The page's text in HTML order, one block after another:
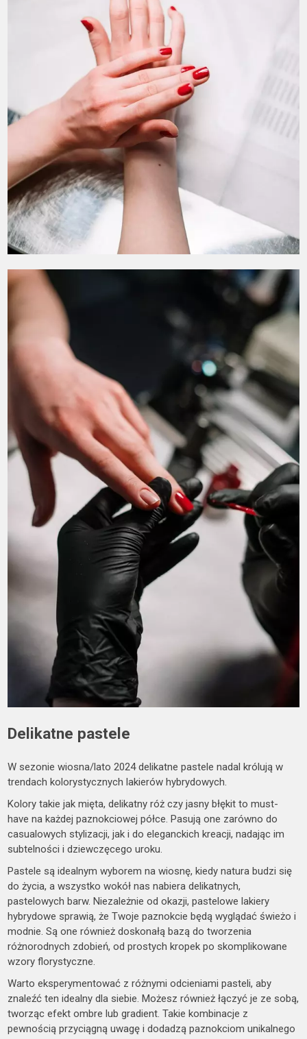
Delikatne pastele
W sezonie wiosna/lato 2024 delikatne pastele nadal królują w
trendach kolorystycznych lakierów hybrydowych.
Kolory takie jak mięta, delikatny róż czy jasny błękit to must-
have na każdej paznokciowej półce. Pasują one zarówno do
casualowych stylizacji, jak i do eleganckich kreacji, nadając im
subtelności i dziewczęcego uroku.
Pastele są idealnym wyborem na wiosnę, kiedy natura budzi się
do życia, a wszystko wokół nas nabiera delikatnych,
pastelowych barw. Niezależnie od okazji, pastelowe lakiery
hybrydowe sprawią, że Twoje paznokcie będą wyglądać świeżo i
modnie. Są one również doskonałą bazą do tworzenia
różnorodnych zdobień, od prostych kropek po skomplikowane
wzory florystyczne.
Warto eksperymentować z różnymi odcieniami pasteli, aby
znaleźć ten idealny dla siebie. Możesz również łączyć je ze sobą,
tworząc efekt ombre lub gradient. Takie kombinacje z
pewnością przyciągną uwagę i dodadzą paznokciom unikalnego